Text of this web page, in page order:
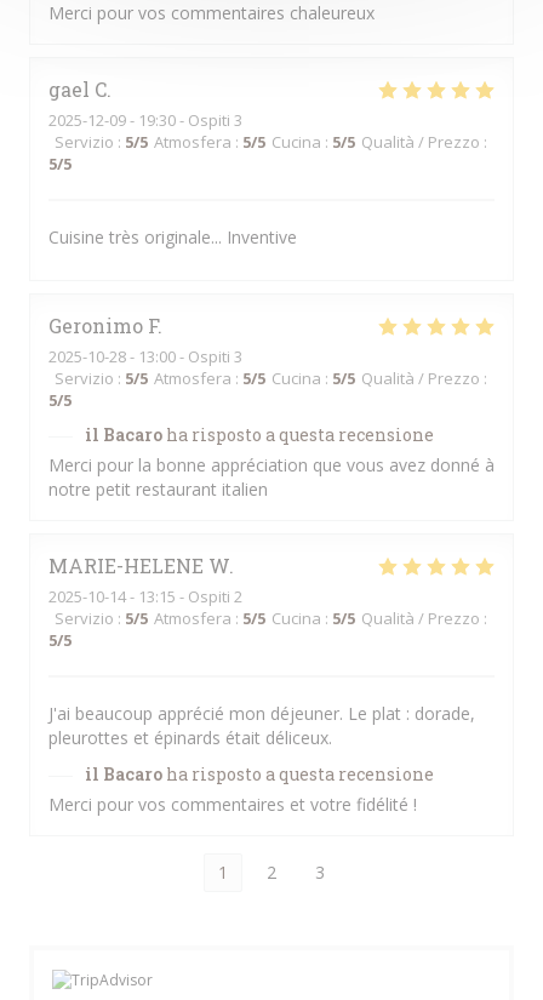
Merci pour vos commentaires chaleureux
gael C
2025-12-09- 19:30 - Ospiti 3
Servizio : 5/5 Atmosfera : 5/5 Cucina : 5/5 Qualità / Prezzo :
5/5
Cuisine très originale... Inventive
Geronimo F
2025-10-28- 13:00 - Ospiti 3
Servizio : 5/5 Atmosfera : 5/5 Cucina : 5/5 Qualità / Prezzo :
5/5
il Bacaro ha risposto a questa recensione
Merci pour la bonne appréciation que vous avez donné à
notre petit restaurant italien
MARIE-HELENE W
2025-10-14- 13:15 - Ospiti 2
Servizio : 5/5 Atmosfera : 5/5 Cucina : 5/5 Qualità / Prezzo :
5/5
J'ai beaucoup apprécié mon déjeuner. Le plat : dorade,
pleurottes et épinards était déliceux.
il Bacaro ha risposto a questa recensione
Merci pour vos commentaires et votre fidélité !
1 2 3